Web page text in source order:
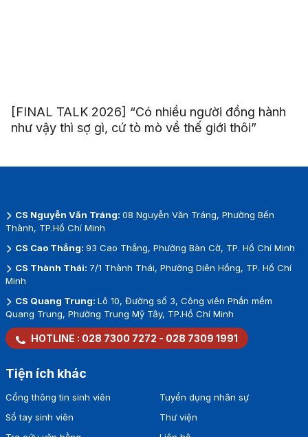
[FINAL TALK 2026] “Có nhiều người đồng hành
như vậy thì sợ gì, cứ tò mò về thế giới thôi”
CS Nguyễn Văn Tráng: 08 Nguyễn Văn Tráng, Phường Bến
Thành, TP.Hồ Chí Minh
CS Cao Thắng: 93 Cao Thắng, Phường Bàn Cờ, TP. Hồ Chí Minh
CS Thành Thái: 7/1 Thành Thái, Phường Diên Hồng, TP. Hồ Chí
Minh
CS Quang Trung: Lô 10, Đường số 3, Công viên Phần mềm
Quang Trung, Phường Trung Mỹ Tây, TP.Hồ Chí Minh
HOTLINE : 028 7300 7272 - 028 7309 1991
Tiện ích khác
Cổng thông tin sinh viên
Sổ tay sinh viên
Tuyển dụng nhân sự
Thư viện